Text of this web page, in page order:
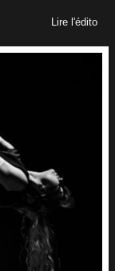
Lire l'édito